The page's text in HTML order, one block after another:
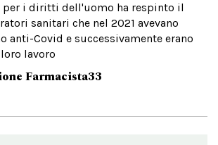
per i diritti dell'uomo ha respinto il
sanitari che nel 2021 avevano
anti-Covid e successivamente erano
lavoro
Farmacista33